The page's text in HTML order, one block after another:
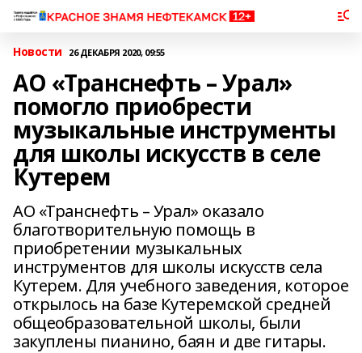
Новости 26 ДЕКАБРЯ 2020, 09:55
АО «Транснефть – Урал»
помогло приобрести
музыкальные инструменты
для школы искусств в селе
Кутерем
АО «Транснефть – Урал» оказало
благотворительную помощь в
приобретении музыкальных
инструментов для школы искусств села
Кутерем. Для учебного заведения, которое
открылось на базе Кутеремской средней
общеобразовательной школы, были
закуплены пианино, баян и две гитары.